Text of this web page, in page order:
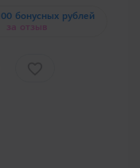
бонусных рублей
за отзыв